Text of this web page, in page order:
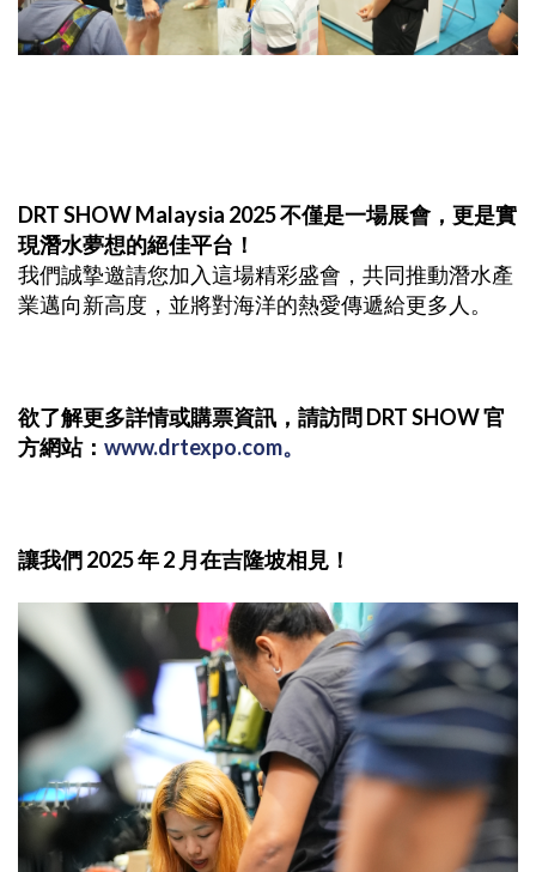
DRT SHOW Malaysia 2025 不僅是一場展會，更是實
現潛水夢想的絕佳平台！
我們誠摯邀請您加入這場精彩盛會，共同推動潛水產
業邁向新高度，並將對海洋的熱愛傳遞給更多人。
欲了解更多詳情或購票資訊，請訪問 DRT SHOW 官
方網站： www.drtexpo.com。
讓我們 2025 年 2 月在吉隆坡相見！